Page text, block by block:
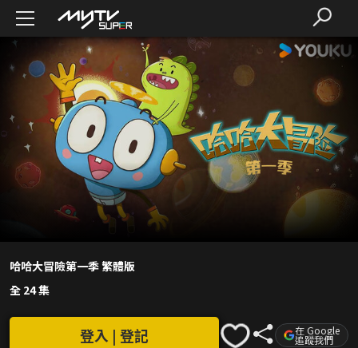
哈哈大冒險第一季 繁體版
全 24 集
登入 | 登記 在 Google
追蹤我們